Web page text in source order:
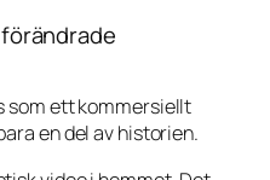
som ett kommersiellt
en del av historien.